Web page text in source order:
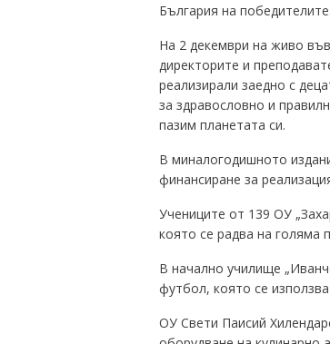
България на победителите.
На 2 декември на живо
директорите и
реализирали заедно с
за здравословно и
пазим планетата си.
В миналогодишното
финансиране за
Учениците от 139 ОУ
която се радва на голяма
В начално училище
футбол, която се
ОУ Свети Паисий